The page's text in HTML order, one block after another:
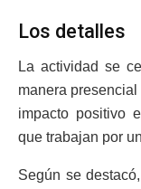
Los detalles
La actividad se
manera
impacto positivo
que trabajan por
Según se